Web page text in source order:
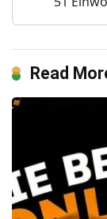
Read